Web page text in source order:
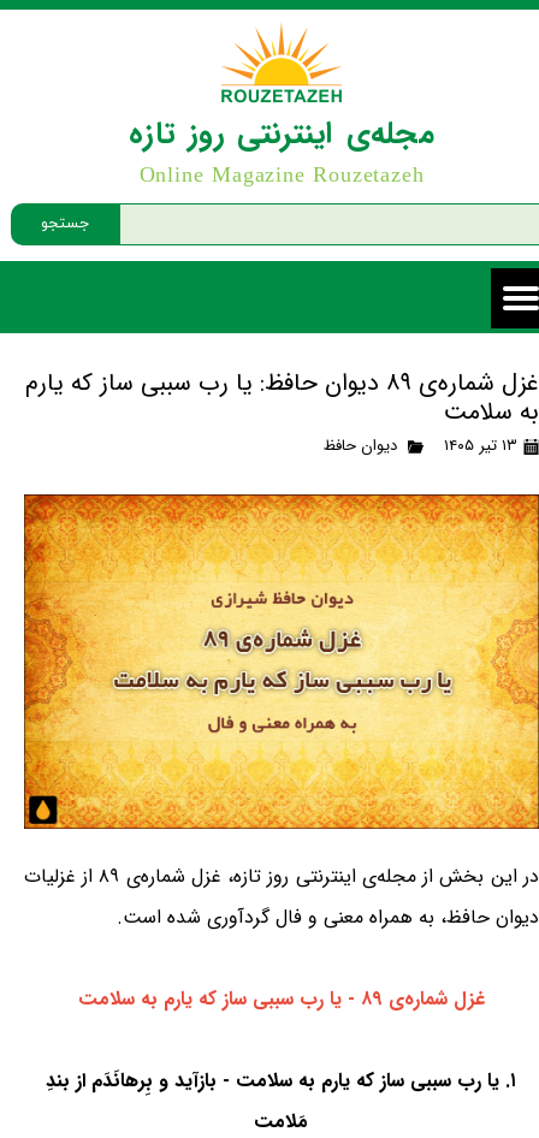
جستجو
مجله‌ی اینترنتی روز تازه
Online Magazine Rouzetazeh
غزل شماره‌ی ۸۹ دیوان حافظ: یا رب سببی ساز که یارم
به سلامت
۱۳ تیر ۱۴۰۵ دیوان حافظ
در این بخش از مجله‌ی اینترنتی روز تازه، غزل شماره‌ی ۸۹ از غزلیات
دیوان حافظ، به همراه معنی و فال گردآوری شده است.
غزل شماره‌ی ۸۹ - یا رب سببی ساز که یارم به سلامت
۱. یا رب سببی ساز که یارم به سلامت - بازآید و بِرهانَدَم از بندِ
مَلامت